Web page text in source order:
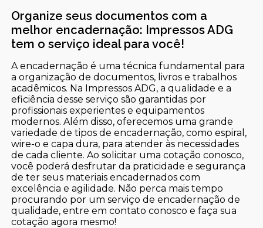
Organize seus documentos com a
melhor encadernação: Impressos ADG
tem o serviço ideal para você!
A encadernação é uma técnica fundamental para
a organização de documentos, livros e trabalhos
acadêmicos. Na Impressos ADG, a qualidade e a
eficiência desse serviço são garantidas por
profissionais experientes e equipamentos
modernos. Além disso, oferecemos uma grande
variedade de tipos de encadernação, como espiral,
wire-o e capa dura, para atender às necessidades
de cada cliente. Ao solicitar uma cotação conosco,
você poderá desfrutar da praticidade e segurança
de ter seus materiais encadernados com
excelência e agilidade. Não perca mais tempo
procurando por um serviço de encadernação de
qualidade, entre em contato conosco e faça sua
cotação agora mesmo!